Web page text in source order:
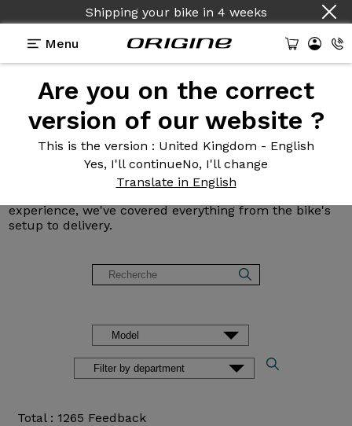
Country : English
Menu
Are you on the correct
version of our website ?
This is the version : United Kingdom - English
Yes, I'll continueNo, I'll change
Translate in English
Origine CustomerReviews
and Testimonials
Read reviews of our road, gravel, mountain, and e-
experience, we've covered everything from the bike's
setup to delivery.
Total : 1265 Feedback